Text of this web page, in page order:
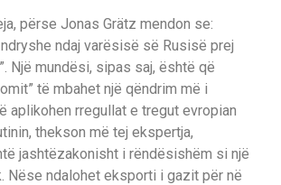
përse Jonas Grätz mendon se:
ndryshe ndaj varësisë së Rusisë prej
Një mundësi, sipas saj, është që
të mbahet një qëndrim më i
aplikohen rregullat e tregut evropian
thekson më tej ekspertja,
jashtëzakonisht i rëndësishëm si një
Nëse ndalohet eksporti i gazit për në